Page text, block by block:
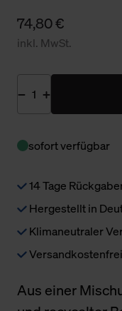
74,80 €
inkl. MwSt.
sofort verfügbar
14 Tage
Hergestellt in
Klimaneutraler
Aus einer